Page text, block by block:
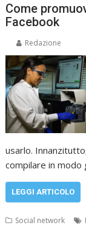
Come
Facebook
Redazione
usarlo.
compilare in modo
LEGGI ARTICOLO
Social network